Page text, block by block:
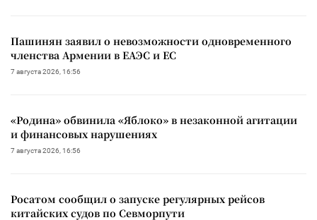
Пашинян заявил о невозможности одновременного
членства Армении в ЕАЭС и ЕС
7 августа 2026, 16:56
«Родина» обвинила «Яблоко» в незаконной агитации
и финансовых нарушениях
7 августа 2026, 16:56
Росатом сообщил о запуске регулярных рейсов
китайских судов по Севморпути